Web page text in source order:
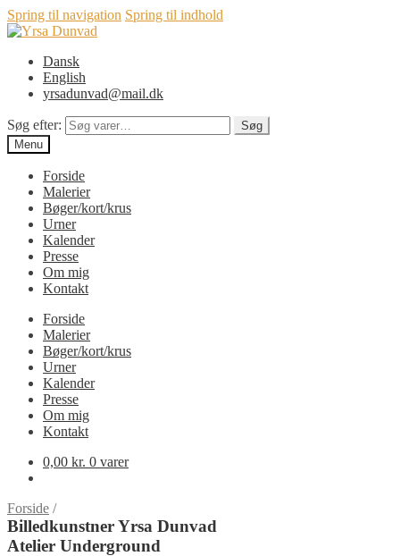
Spring til navigation Spring til indhold
Dansk
English
yrsadunvad@mail.dk
Søg efter:
Søg
Menu
Forside
Malerier
Bøger/kort/krus
Urner
Kalender
Presse
Om mig
Kontakt
Forside
Malerier
Bøger/kort/krus
Urner
Kalender
Presse
Om mig
Kontakt
0,00 kr. 0 varer
Forside /
Billedkunstner Yrsa Dunvad
Atelier Underground